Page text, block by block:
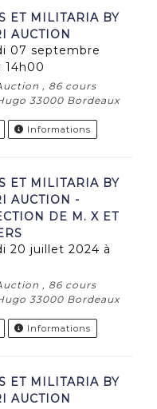
ET MILITARIA BY
AUCTION
14h00
, 86 cours
33000 Bordeaux
Informations
ET MILITARIA BY
AUCTION -
DE M. X ET
, 86 cours
33000 Bordeaux
Informations
ET MILITARIA BY
AUCTION